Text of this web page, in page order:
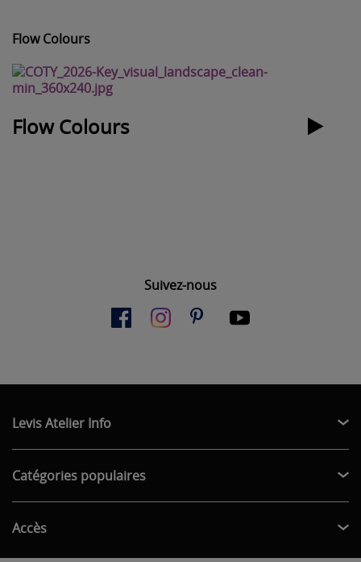
Flow Colours
Flow Colours
Suivez-nous
Levis Atelier Info
Catégories populaires
Accès